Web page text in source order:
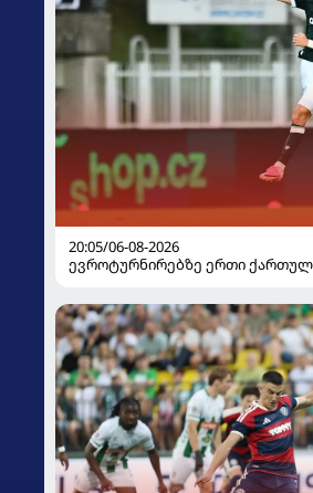
20:05/06-08-2026
ევროტურნირებზე ერთი